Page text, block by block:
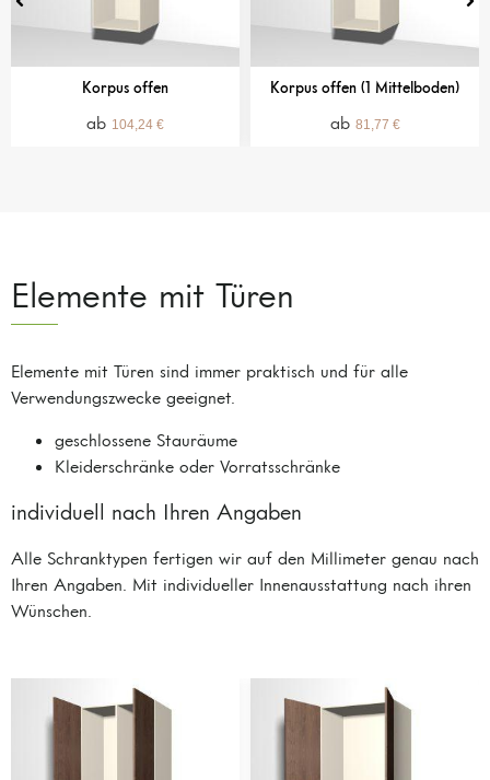
Korpus offen
104,24 €
Korpus offen (1 Mittelboden)
81,77 €
Elemente mit Türen
Elemente mit Türen sind immer praktisch und für alle
Verwendungszwecke geeignet.
geschlossene Stauräume
Kleiderschränke oder Vorratsschränke
individuell nach Ihren Angaben
Alle Schranktypen fertigen wir auf den Millimeter genau nach
Ihren Angaben. Mit individueller Innenausstattung nach ihren
Wünschen.